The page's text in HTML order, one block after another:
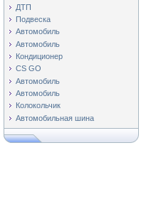
ДТП
Подвеска
Автомобиль
Автомобиль
Кондиционер
CS GO
Автомобиль
Автомобиль
Колокольчик
Автомобильная шина